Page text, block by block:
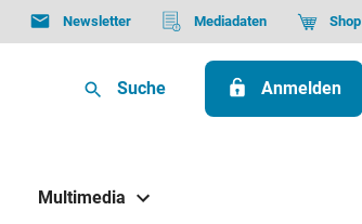
Newsletter Mediadaten Shop
Suche Anmelden
Multimedia